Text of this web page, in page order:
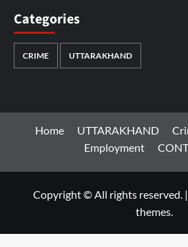
Categories
CRIME UTTARAKHAND
Home UTTARAKHAND
Employment
Copyright © All rights reserved. |
themes.